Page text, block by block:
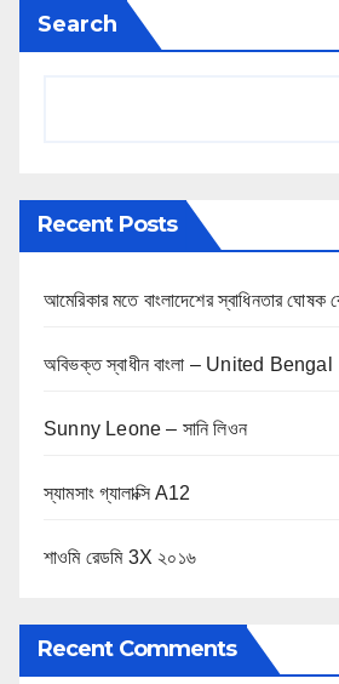
Search
Recent Posts
আমেরিকার মতে বাংলাদেশের স্বাধিনতার ঘোষক
অবিভক্ত স্বাধীন বাংলা – United Bengal
Sunny Leone – সানি লিওন
স্যামসাং গ্যালাক্সি A12
শাওমি রেডমি 3X ২০১৬
Recent Comments